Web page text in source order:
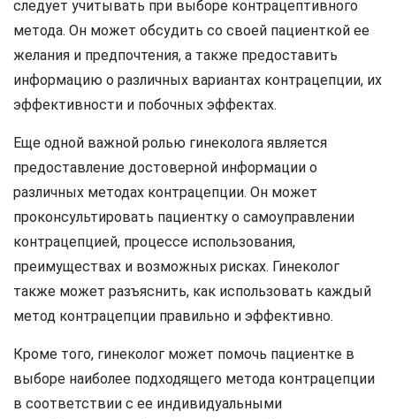
следует учитывать при выборе контрацептивного
метода. Он может обсудить со своей пациенткой ее
желания и предпочтения, а также предоставить
информацию о различных вариантах контрацепции, их
эффективности и побочных эффектах.
Еще одной важной ролью гинеколога является
предоставление достоверной информации о
различных методах контрацепции. Он может
проконсультировать пациентку о самоуправлении
контрацепцией, процессе использования,
преимуществах и возможных рисках. Гинеколог
также может разъяснить, как использовать каждый
метод контрацепции правильно и эффективно.
Кроме того, гинеколог может помочь пациентке в
выборе наиболее подходящего метода контрацепции
в соответствии с ее индивидуальными